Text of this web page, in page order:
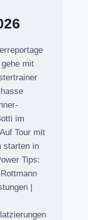
mit
im
Tour mit
starten in
Tips:
|